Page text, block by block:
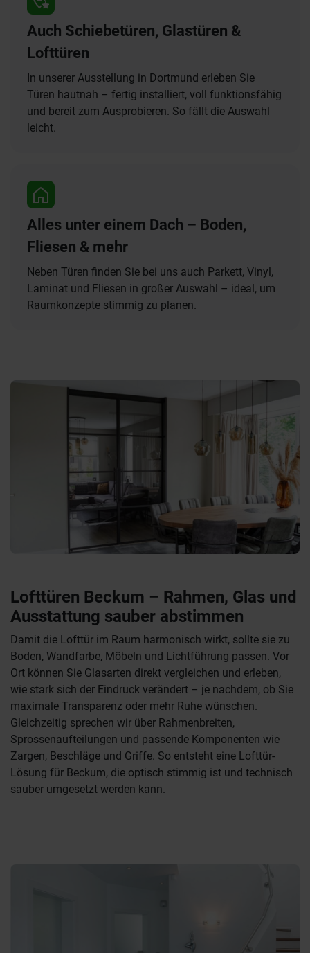
Auch Schiebetüren, Glastüren &
Lofttüren
In unserer Ausstellung in Dortmund erleben Sie
Türen hautnah – fertig installiert, voll funktionsfähig
und bereit zum Ausprobieren. So fällt die Auswahl
leicht.
Alles unter einem Dach – Boden,
Fliesen & mehr
Neben Türen finden Sie bei uns auch Parkett, Vinyl,
Laminat und Fliesen in großer Auswahl – ideal, um
Raumkonzepte stimmig zu planen.
Lofttüren Beckum – Rahmen, Glas und
Ausstattung sauber abstimmen
Damit die Lofttür im Raum harmonisch wirkt, sollte sie zu
Boden, Wandfarbe, Möbeln und Lichtführung passen. Vor
Ort können Sie Glasarten direkt vergleichen und erleben,
wie stark sich der Eindruck verändert – je nachdem, ob Sie
maximale Transparenz oder mehr Ruhe wünschen.
Gleichzeitig sprechen wir über Rahmenbreiten,
Sprossenaufteilungen und passende Komponenten wie
Zargen, Beschläge und Griffe. So entsteht eine Lofttür-
Lösung für Beckum, die optisch stimmig ist und technisch
sauber umgesetzt werden kann.